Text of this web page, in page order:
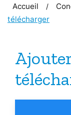
Accueil
télécharger